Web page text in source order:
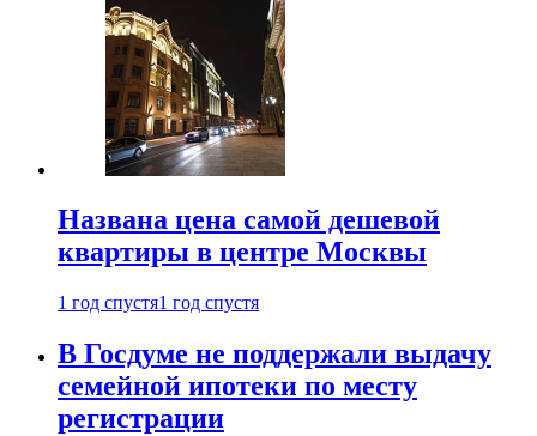
Названа цена самой дешевой
квартиры в центре Москвы
1 год спустя1 год спустя
В Госдуме не поддержали выдачу
семейной ипотеки по месту
регистрации